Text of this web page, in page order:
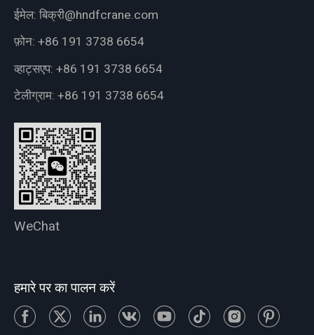
ईमेल: बिक्री@hndfcrane.com
फ़ोन: +86 191 3738 6654
व्हाट्सएप: +86 191 3738 6654
टेलीग्राम: +86 191 3738 6654
WeChat
हमारे पर का पालन करें